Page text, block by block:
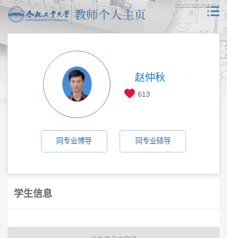
赵仲秋
613
同专业博导 同专业硕导
学生信息